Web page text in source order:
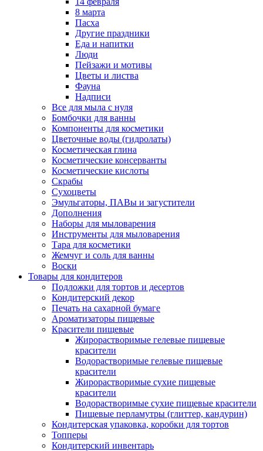
8 марта
Пасха
Другие праздники
Еда и напитки
Люди
Пейзажи и мотивы
Цветы и листва
Фауна
Надписи
Все для мыла с нуля
Бомбочки для ванны
Компоненты для косметики
Цветочные воды (гидролаты)
Косметическая глина
Косметические консерванты
Косметические кислоты
Скрабы
Сухоцветы
Эмульгаторы, ПАВы и загустители
Дополнения
Наборы для мыловарения
Инструменты для мыловарения
Тара для косметики
Жемчуг и соль для ванны
Воски
Товары для кондитеров
Подложки для тортов и десертов
Кондитерский декор
Печать на сахарной бумаге
Ароматизаторы пищевые
Красители пищевые
Жирорастворимые гелевые пищевые
красители
Водорастворимые гелевые пищевые
красители
Жирорастворимые сухие пищевые
красители
Водорастворимые сухие пищевые красители
Пищевые перламутры (глиттер, кандурин)
Кондитерская упаковка, коробки для тортов
Топперы
Кондитерский инвентарь